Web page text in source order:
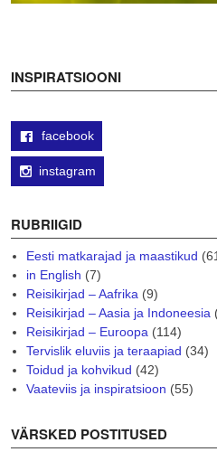
INSPIRATSIOONI
facebook
instagram
RUBRIIGID
Eesti matkarajad ja maastikud
in English (7)
Reisikirjad – Aafrika(9)
Reisikirjad – Aasia ja Indoneesia
Reisikirjad – Euroopa(114)
Tervislik eluviis ja teraapiad (34)
Toidud ja kohvikud (42)
Vaateviis ja inspiratsioon (55)
VÄRSKED POSTITUSED